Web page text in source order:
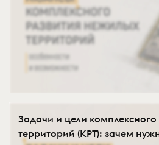
Задачи и цели комплексного
территорий (КРТ): зачем